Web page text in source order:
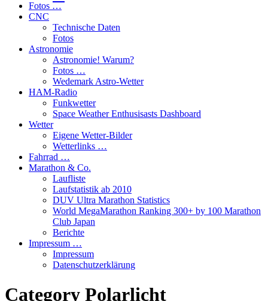
Fotos …
CNC
Technische Daten
Fotos
Astronomie
Astronomie! Warum?
Fotos …
Wedemark Astro-Wetter
HAM-Radio
Funkwetter
Space Weather Enthusisasts Dashboard
Wetter
Eigene Wetter-Bilder
Wetterlinks …
Fahrrad …
Marathon & Co.
Laufliste
Laufstatistik ab 2010
DUV Ultra Marathon Statistics
World MegaMarathon Ranking 300+ by 100 Marathon
Club Japan
Berichte
Impressum …
Impressum
Datenschutzerklärung
Category Polarlicht